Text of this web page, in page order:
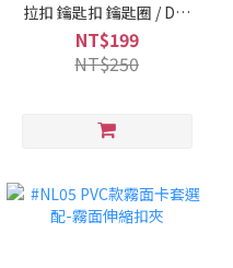
拉扣 鑰匙扣 鑰匙圈 / D款
(免費客製化)
NT$199
NT$250